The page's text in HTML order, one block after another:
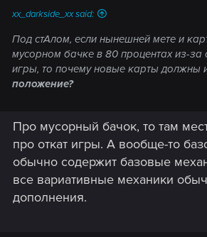
xx_darkside_xx said:
Под стАлом, если нынешней мете и
мусорном бачке в 80 процентах из-за
игры, то почему новые карты должны
положение?
Про мусорный бачок, то там
про откат игры. А вообще-то
обычно содержит базовые
все вариативные механики
дополнения.